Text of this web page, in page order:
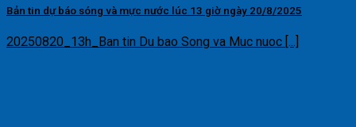
Bản tin dự báo sóng và mực nước lúc 13 giờ ngày 20/8/2025
20250820_13h_Ban tin Du bao Song va Muc nuoc [...]